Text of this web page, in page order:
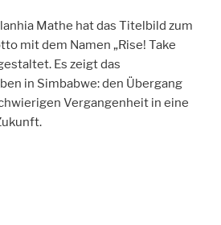
Mathe hat das Titelbild zum
mit dem Namen „Rise! Take
Es zeigt das
in Simbabwe: den Übergang
Vergangenheit in eine